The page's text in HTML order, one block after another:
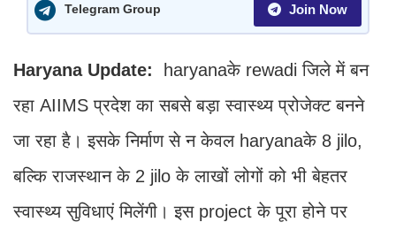
Telegram Group Join Now
Haryana Update: haryanaके rewadi जिले में बन
रहा AIIMS प्रदेश का सबसे बड़ा स्वास्थ्य प्रोजेक्ट बनने
जा रहा है। इसके निर्माण से न केवल haryanaके 8 jilo,
बल्कि राजस्थान के 2 jilo के लाखों लोगों को भी बेहतर
स्वास्थ्य सुविधाएं मिलेंगी। इस project के पूरा होने पर